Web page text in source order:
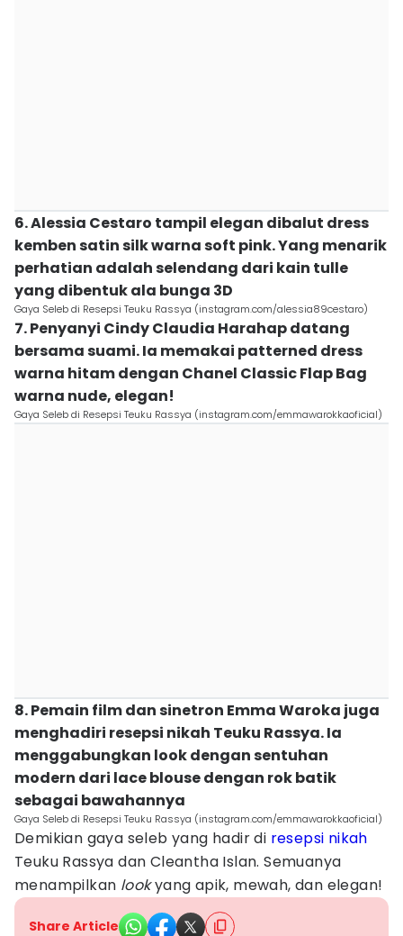
6. Alessia Cestaro tampil elegan dibalut dress
kemben satin silk warna soft pink. Yang menarik
perhatian adalah selendang dari kain tulle
yang dibentuk ala bunga 3D
Gaya Seleb di Resepsi Teuku Rassya (instagram.com/alessia89cestaro)
7. Penyanyi Cindy Claudia Harahap datang
bersama suami. Ia memakai patterned dress
warna hitam dengan Chanel Classic Flap Bag
warna nude, elegan!
Gaya Seleb di Resepsi Teuku Rassya (instagram.com/emmawarokkaoficial)
8. Pemain film dan sinetron Emma Waroka juga
menghadiri resepsi nikah Teuku Rassya. Ia
menggabungkan look dengan sentuhan
modern dari lace blouse dengan rok batik
sebagai bawahannya
Gaya Seleb di Resepsi Teuku Rassya (instagram.com/emmawarokkaoficial)
Demikian gaya seleb yang hadir di resepsi nikah
Teuku Rassya dan Cleantha Islan. Semuanya
menampilkan lookyang apik, mewah, dan elegan!
Share Article